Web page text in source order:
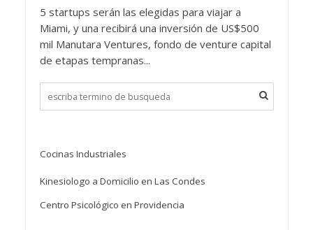
5 startups serán las elegidas para viajar a
Miami, y una recibirá una inversión de US$500
mil Manutara Ventures, fondo de venture capital
de etapas tempranas...
Cocinas Industriales
Kinesiologo a Domicilio en Las Condes
Centro Psicológico en Providencia